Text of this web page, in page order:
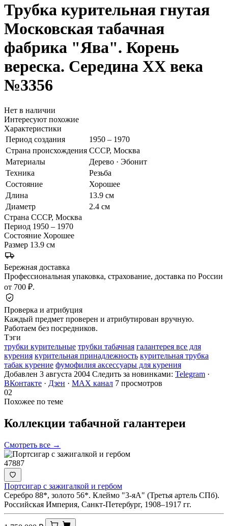
Трубка курительная гнутая
Московская табачная
фабрика "Ява". Корень
вереска. Середина ХХ века
№3356
Нет в наличии
Интересуют похожие
Характеристики
Период создания
1950 – 1970
Страна происхождения СССР, Москва
Материалы
Дерево · Эбонит
Техника
Резьба
Состояние
Хорошее
Длина
13.9 см
Диаметр
2.4 см
Страна СССР, Москва
Период 1950 – 1970
Состояние Хорошее
Размер 13.9 см
Бережная доставка
Профессиональная упаковка, страхование, доставка по России
от 700 ₽.
Проверка и атрибуция
Каждый предмет проверен и атрибутирован вручную.
Работаем без посредников.
Тэги
трубки курительные трубки табачная галантерея все для
курения курительная принадлежность курительная трубка
табак курение фумофилия аксессуары для курения
Добавлен 3 августа 2004 Следить за новинками: Telegram ·
ВКонтакте · Дзен · MAX канал 7 просмотров
02
Похожее по теме
Коллекции табачной галантереи
Смотреть все →
47887
Портсигар с зажигалкой и гербом
Серебро 88*, золото 56*. Клеймо "3-яА" (Третья артель СПб).
Российская Империя, Санкт-Петербург, 1908–1917 гг.